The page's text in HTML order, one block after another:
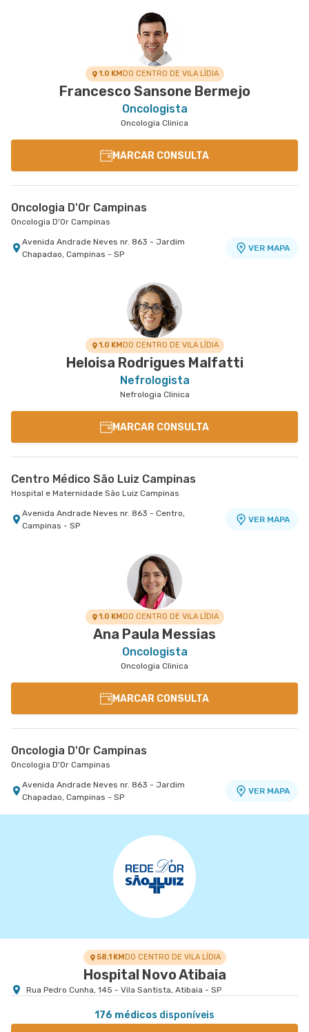
1.0 KMDO CENTRO DE VILA LÍDIA
Francesco Sansone Bermejo
Oncologista
Oncologia Clinica
MARCAR CONSULTA
Oncologia D'Or Campinas
Oncologia D'Or Campinas
Avenida Andrade Neves nr. 863 - Jardim
Chapadao, Campinas - SP
VER MAPA
1.0 KMDO CENTRO DE VILA LÍDIA
Heloisa Rodrigues Malfatti
Nefrologista
Nefrologia Clinica
MARCAR CONSULTA
Centro Médico São Luiz Campinas
Hospital e Maternidade São Luiz Campinas
Avenida Andrade Neves nr. 863 - Centro,
Campinas - SP
VER MAPA
1.0 KMDO CENTRO DE VILA LÍDIA
Ana Paula Messias
Oncologista
Oncologia Clinica
MARCAR CONSULTA
Oncologia D'Or Campinas
Oncologia D'Or Campinas
Avenida Andrade Neves nr. 863 - Jardim
Chapadao, Campinas - SP
VER MAPA
58.1 KMDO CENTRO DE VILA LÍDIA
Hospital Novo Atibaia
Rua Pedro Cunha, 145 - Vila Santista, Atibaia - SP
176 médicos disponíveis